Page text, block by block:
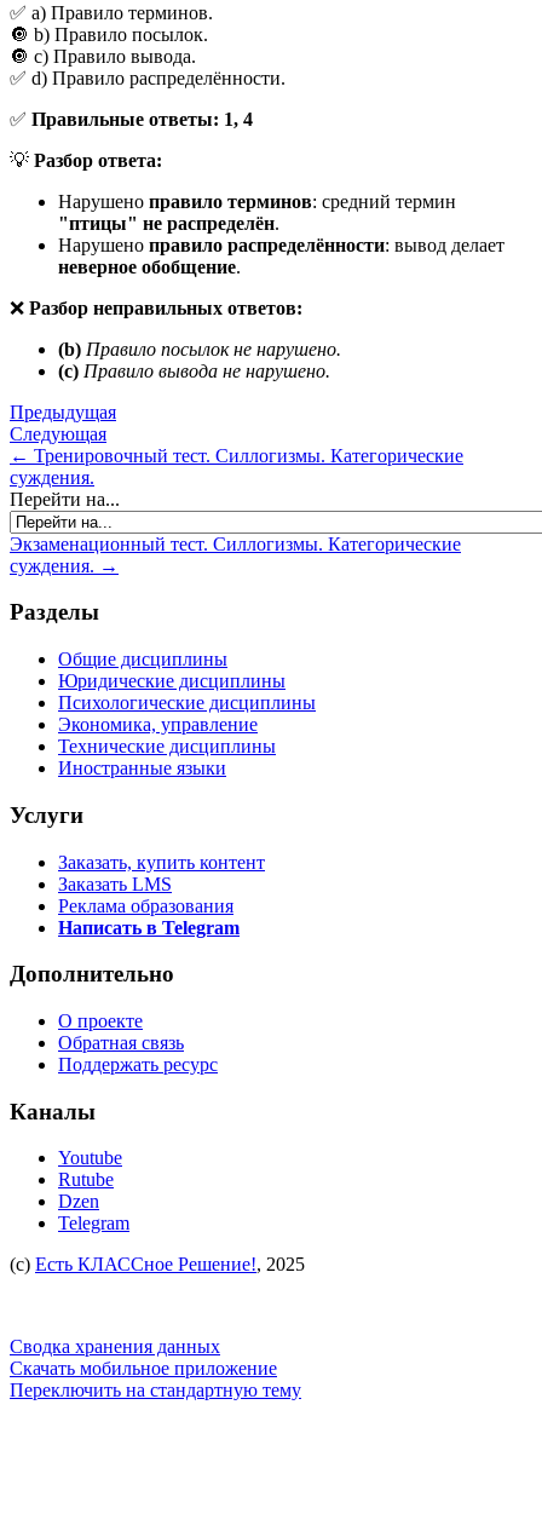
✅ a) Правило терминов.
🔘 b) Правило посылок.
🔘 c) Правило вывода.
✅ d) Правило распределённости.
✅ Правильные ответы: 1, 4
💡 Разбор ответа:
Нарушено правило терминов: средний термин
"птицы" не распределён.
Нарушено правило распределённости: вывод делает
неверное обобщение.
❌ Разбор неправильных ответов:
(b) Правило посылок не нарушено.
(c) Правило вывода не нарушено.
Предыдущая
Следующая
← Тренировочный тест. Силлогизмы. Категорические
суждения.
Перейти на...
Экзаменационный тест. Силлогизмы. Категорические
суждения. →
Разделы
Общие дисциплины
Юридические дисциплины
Психологические дисциплины
Экономика, управление
Технические дисциплины
Иностранные языки
Услуги
Заказать, купить контент
Заказать LMS
Реклама образования
Написать в Telegram
Дополнительно
О проекте
Обратная связь
Поддержать ресурс
Каналы
Youtube
Rutube
Dzen
Telegram
(c) Есть КЛАССное Решение!, 2025
Сводка хранения данных
Скачать мобильное приложение
Переключить на стандартную тему